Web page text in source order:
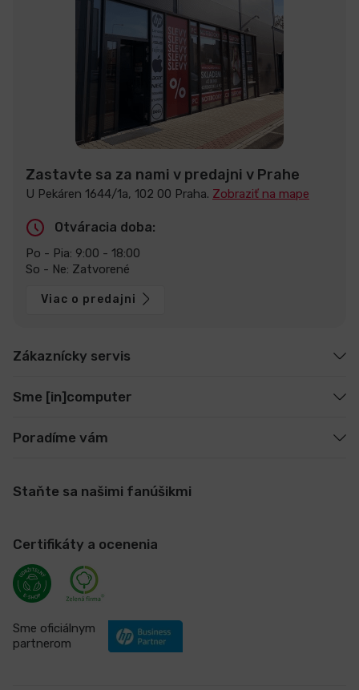
Zastavte sa za nami v predajni v Prahe
U Pekáren 1644/1a, 102 00 Praha. Zobraziť na mape
Otváracia doba:
Po - Pia: 9:00 - 18:00
So - Ne: Zatvorené
Viac o predajni
Zákaznícky servis
Sme [in]computer
Poradíme vám
Staňte sa našimi fanúšikmi
Certifikáty a ocenenia
Sme oficiálnym
partnerom